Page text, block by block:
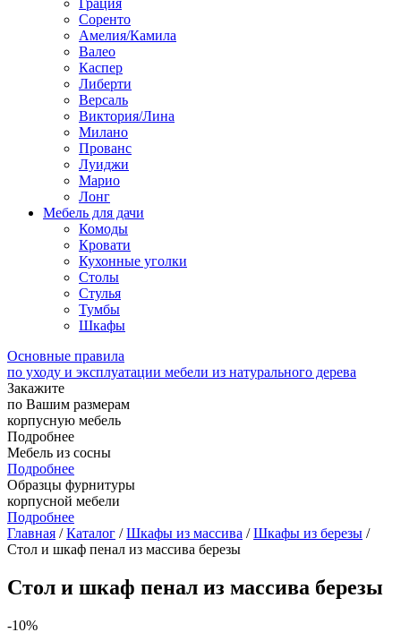
Грация
Соренто
Амелия/Камила
Валео
Каспер
Либерти
Версаль
Виктория/Лина
Милано
Прованс
Луиджи
Марио
Лонг
Мебель для дачи
Комоды
Кровати
Кухонные уголки
Столы
Стулья
Тумбы
Шкафы
Основные правила
по уходу и эксплуатации мебели из натурального дерева
Закажите
по Вашим размерам
корпусную мебель
Подробнее
Мебель из сосны
Подробнее
Образцы фурнитуры
корпусной мебели
Подробнее
Главная /Каталог /Шкафы из массива /Шкафы из березы /
Стол и шкаф пенал из массива березы
Стол и шкаф пенал из массива березы
-10%